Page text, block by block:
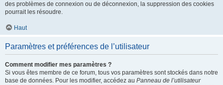
des problèmes de connexion ou de déconnexion, la suppression des cookies
pourrait les résoudre.
Haut
Paramètres et préférences de l’utilisateur
Comment modifier mes paramètres ?
Si vous êtes membre de ce forum, tous vos paramètres sont stockés dans notre
base de données. Pour les modifier, accédez au Panneau de l’utilisateur